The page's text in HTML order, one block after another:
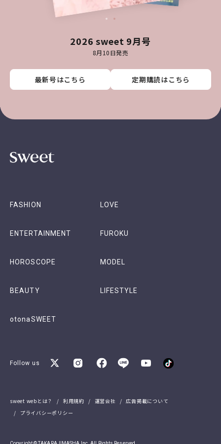
2026 sweet 9月号
8月10日発売
最新号はこちら 定期購読はこちら
最新号はこちら 定期購読はこちら
最新号はこちら 定期購読はこちら
最新号はこちら 定期購読はこちら
FASHION LOVE
ENTERTAINMENT FUROKU
HOROSCOPE MODEL
BEAUTY LIFESTYLE
otonaSWEET
Follow us
sweet webとは？ 利用規約 運営会社
広告掲載について
プライバシーポリシー